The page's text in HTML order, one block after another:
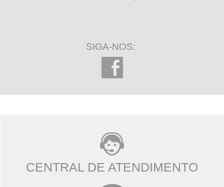
SIGA-NOS:
CENTRAL DE ATENDIMENTO